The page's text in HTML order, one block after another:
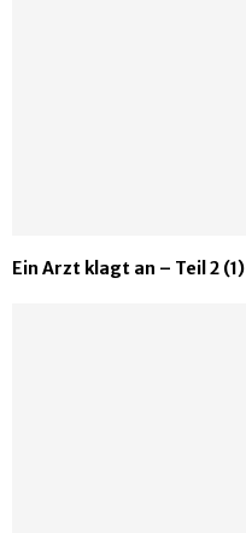
Ein Arzt klagt an – Teil 2 (1)